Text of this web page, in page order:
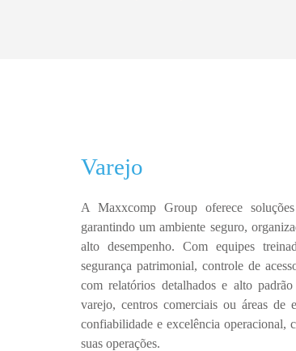
Varejo
A Maxxcomp Group oferece
garantindo um ambiente seguro,
alto desempenho.
Com equipes
segurança patrimonial, controle de
com relatórios detalhados e alto
varejo, centros comerciais ou áreas de
confiabilidade e excelência operacional,
suas operações.